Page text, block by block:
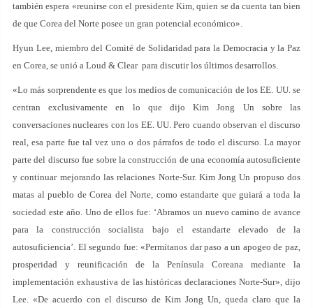
también espera «reunirse con el presidente Kim, quien se da cuenta tan bien
de que Corea del Norte posee un gran potencial económico».
Hyun Lee, miembro del Comité de Solidaridad para la Democracia y la Paz
en Corea, se unió a Loud & Clear para discutir los últimos desarrollos.
«Lo más sorprendente es que los medios de comunicación de los EE. UU. se
centran exclusivamente en lo que dijo Kim Jong Un sobre las
conversaciones nucleares con los EE. UU. Pero cuando observan el discurso
real, esa parte fue tal vez uno o dos párrafos de todo el discurso. La mayor
parte del discurso fue sobre la construcción de una economía autosuficiente
y continuar mejorando las relaciones Norte-Sur. Kim Jong Un propuso dos
matas al pueblo de Corea del Norte, como estandarte que guiará a toda la
sociedad este año. Uno de ellos fue: ‘Abramos un nuevo camino de avance
para la construcción socialista bajo el estandarte elevado de la
autosuficiencia’. El segundo fue: «Permítanos dar paso a un apogeo de paz,
prosperidad y reunificación de la Península Coreana mediante la
implementación exhaustiva de las históricas declaraciones Norte-Sur», dijo
Lee. «De acuerdo con el discurso de Kim Jong Un, queda claro que la